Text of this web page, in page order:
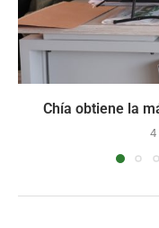
Chía obtiene la
4